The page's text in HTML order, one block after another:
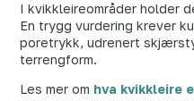
I kvikkleireområder holder
En trygg vurdering krever
poretrykk, udrenert
terrengform.
Les mer om hva kvikkleire